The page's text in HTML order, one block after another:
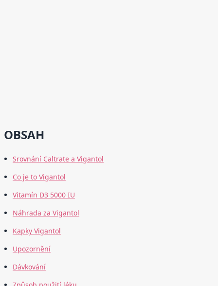
OBSAH
Srovnání Caltrate a Vigantol
Co je to Vigantol
Vitamín D3 5000 IU
Náhrada za Vigantol
Kapky Vigantol
Upozornění
Dávkování